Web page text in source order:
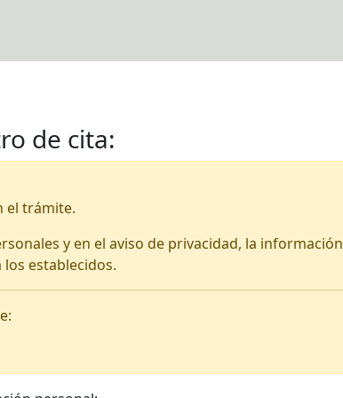
de cita:
el trámite.
y en el aviso de privacidad, la información
establecidos.